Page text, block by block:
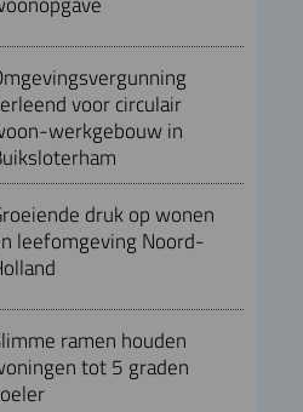
voor circulair
werkgebouw in
druk op wonen
leefomgeving Noord-
ramen houden
tot 5 graden